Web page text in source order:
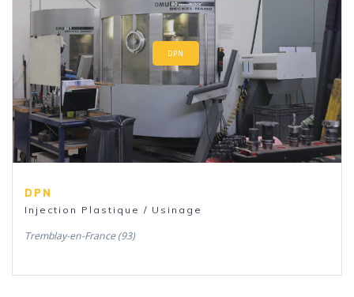
DPN
DPN
Injection Plastique / Usinage
Tremblay-en-France (93)